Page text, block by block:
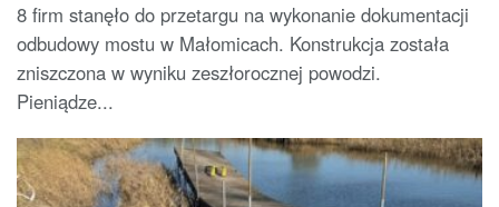
8 firm stanęło do przetargu na wykonanie dokumentacji
odbudowy mostu w Małomicach. Konstrukcja została
zniszczona w wyniku zeszłorocznej powodzi.
Pieniądze...